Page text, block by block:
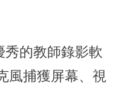
秀的教師錄影軟
風捕獲屏幕、視